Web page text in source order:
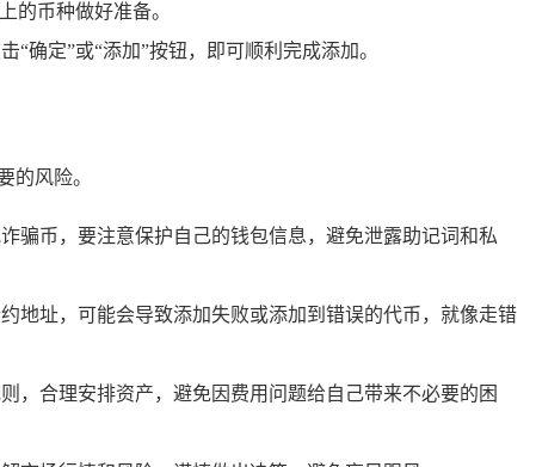
的币种做好准备。
确定”或“添加”按钮，即可顺利完成添加。
的风险。
骗币，要注意保护自己的钱包信息，避免泄露助记词和私
地址，可能会导致添加失败或添加到错误的代币，就像走错
，合理安排资产，避免因费用问题给自己带来不必要的困